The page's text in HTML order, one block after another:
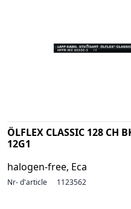
ÖLFLEX CLASSIC 128 CH
12G1
halogen-free, Eca
Nr- d'article 1123562